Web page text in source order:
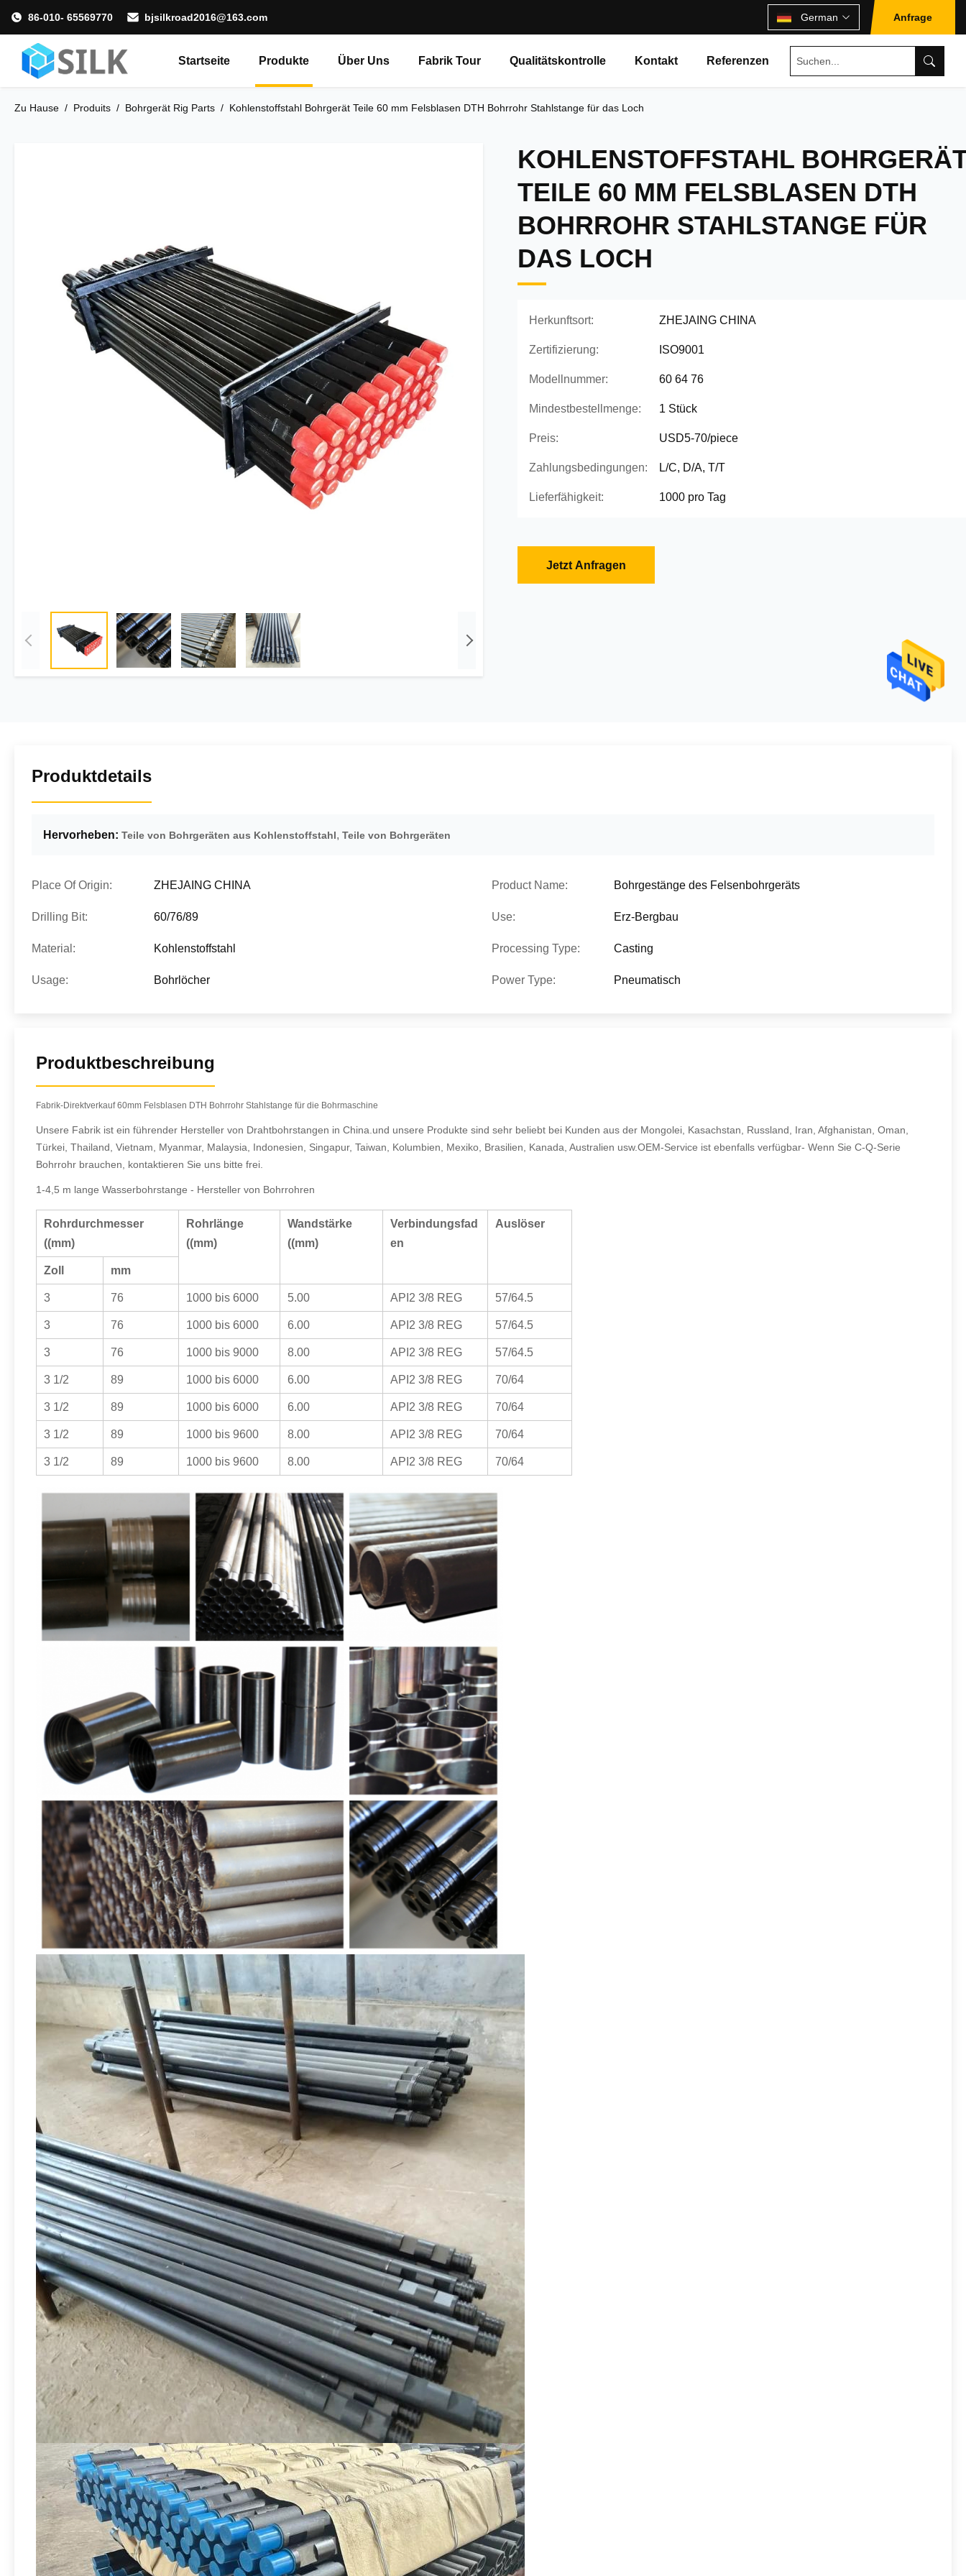
86-010- 65569770 bjsilkroad2016@163.com German Anfrage
Startseite Produkte Über Uns Fabrik Tour Qualitätskontrolle Kontakt Referenzen
Zu Hause / Produits / Bohrgerät Rig Parts / Kohlenstoffstahl Bohrgerät Teile 60 mm Felsblasen DTH Bohrrohr Stahlstange für das Loch
KOHLENSTOFFSTAHL
TEILE 60 MM FELSBLASEN DTH
BOHRROHR STAHLSTANGE FÜR
DAS LOCH
Herkunftsort: ZHEJAING CHINA
Zertifizierung: ISO9001
Modellnummer: 60 64 76
Mindestbestellmenge: 1 Stück
Preis: USD5-70/piece
Zahlungsbedingungen: L/C, D/A, T/T
Lieferfähigkeit: 1000 pro Tag
Jetzt Anfragen
Produktdetails
Hervorheben: Teile von Bohrgeräten aus Kohlenstoffstahl, Teile von Bohrgeräten
Place Of Origin: ZHEJAING CHINA Product Name: Bohrgestänge des Felsenbohrgeräts
Drilling Bit: 60/76/89 Use: Erz-Bergbau
Material: Kohlenstoffstahl Processing Type: Casting
Usage: Bohrlöcher Power Type: Pneumatisch
Produktbeschreibung
Fabrik-Direktverkauf 60mm Felsblasen DTH Bohrrohr Stahlstange für die Bohrmaschine
Unsere Fabrik ist ein führender Hersteller von Drahtbohrstangen in China.und unsere Produkte sind sehr beliebt bei Kunden aus der Mongolei, Kasachstan, Russland, Iran, Afghanistan, Oman,
Türkei, Thailand, Vietnam, Myanmar, Malaysia, Indonesien, Singapur, Taiwan, Kolumbien, Mexiko, Brasilien, Kanada, Australien usw.OEM-Service ist ebenfalls verfügbar- Wenn Sie C-Q-Serie
Bohrrohr brauchen, kontaktieren Sie uns bitte frei.
1-4,5 m lange Wasserbohrstange - Hersteller von Bohrrohren
Rohrdurchmesser
((mm)
Rohrlänge
((mm)
Wandstärke
((mm)
Verbindungsfad
en
Auslöser
Zoll mm
3 76 1000 bis 6000 5.00 API2 3/8 REG 57/64.5
3 76 1000 bis 6000 6.00 API2 3/8 REG 57/64.5
3 76 1000 bis 9000 8.00 API2 3/8 REG 57/64.5
3 1/2 89 1000 bis 6000 6.00 API2 3/8 REG 70/64
3 1/2 89 1000 bis 6000 6.00 API2 3/8 REG 70/64
3 1/2 89 1000 bis 9600 8.00 API2 3/8 REG 70/64
3 1/2 89 1000 bis 9600 8.00 API2 3/8 REG 70/64